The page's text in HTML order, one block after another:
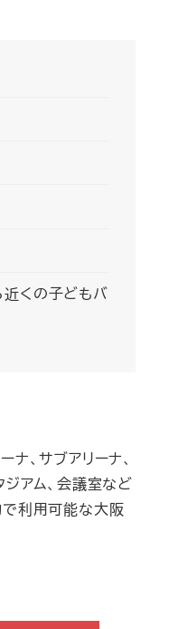
くの子どもバ
、サブアリーナ、
ジアム、会議室など
利用可能な大阪